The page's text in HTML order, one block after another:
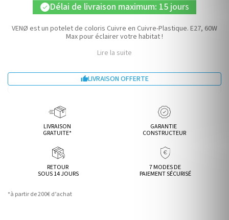
check Délai de livraison maximum: 15 jours
VENØ est un potelet de coloris Cuivre en Cuivre-Plastique. E27, 60W
Max pour éclairer votre habitat !
Lire la suite
LIVRAISON OFFERTE
LIVRAISON
GRATUITE*
GARANTIE
CONSTRUCTEUR
RETOUR
SOUS 14 JOURS
7 MODES DE
PAIEMENT SÉCURISÉ
*à partir de 200€ d’achat